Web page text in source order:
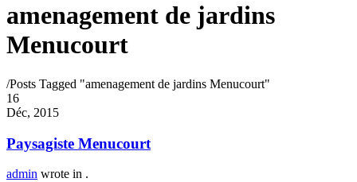
amenagement de jardins
Menucourt
/Posts Tagged "amenagement de jardins Menucourt"
16
Déc, 2015
Paysagiste Menucourt
admin wrote in .